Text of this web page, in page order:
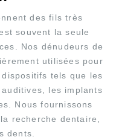
des fils très
souvent la seule
Nos dénudeurs de
utilisées pour
tels que les
les implants
Nous fournissons
recherche dentaire,
dents.